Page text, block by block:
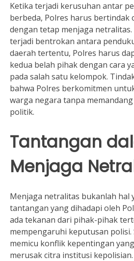
Ketika terjadi kerusuhan antar
berbeda, Polres harus bertindak
dengan tetap menjaga
terjadi bentrokan antara
daerah tertentu, Polres harus
kedua belah pihak dengan cara
pada salah satu kelompok.
bahwa Polres berkomitmen
warga negara tanpa
politik.
Tantangan
Menjaga
Menjaga netralitas bukanlah hal
tantangan yang dihadapi oleh
ada tekanan dari pihak-pihak
mempengaruhi keputusan polisi.
memicu konflik kepentingan
merusak citra institusi kepolisian.